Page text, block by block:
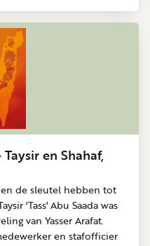
het onverwachte. Met
uit tot een leven met
vrienden kunnen
in gastvrijheid door haar
op haar pad komt. Dat
­verrassende
ze in dit boek met
Tanis is journalist en
de deur van ons huis
Het leest heerlijk
stijl en de herkenbare
maakt: het blijft niet
gastvrijheid ook
stappenplan én een
en Shahaf,
de sleutel hebben tot
'Tass' Abu Saada was
van Yasser Arafat.
en stafofficier